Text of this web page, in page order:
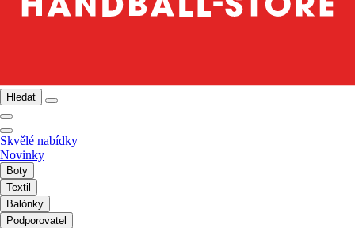
Hledat
Skvělé nabídky
Novinky
Boty
Textil
Balónky
Podporovatel